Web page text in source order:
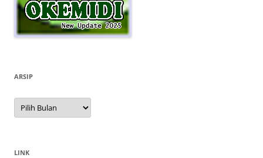
ARSIP
Arsip
LINK